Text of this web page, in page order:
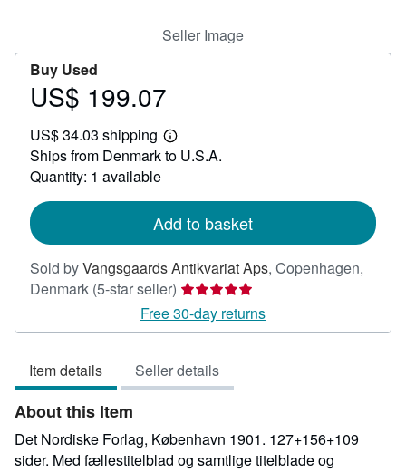
Seller Image
Buy Used
Price
199.07
US$ 199.07
US$ 34.03 shipping
Learn
more
Ships from Denmark to U.S.A.
Quantity: 1 available
Add to basket
Sold byVangsgaards Antikvariat Aps, Copenhagen,
Denmark (5-star seller) Seller
rating
5
of
5
Free 30-day returns
Item details Seller details
About this Item
Det Nordiske Forlag, København 1901. 127+156+109
sider. Med fællestitelblad og samtlige titelblade og